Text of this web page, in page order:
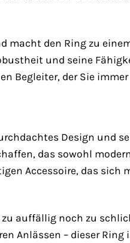
macht den Ring zu
und seine
Begleiter, der Sie
Design und
das sowohl
Accessoire, das sich
auffällig noch zu
Anlässen – dieser